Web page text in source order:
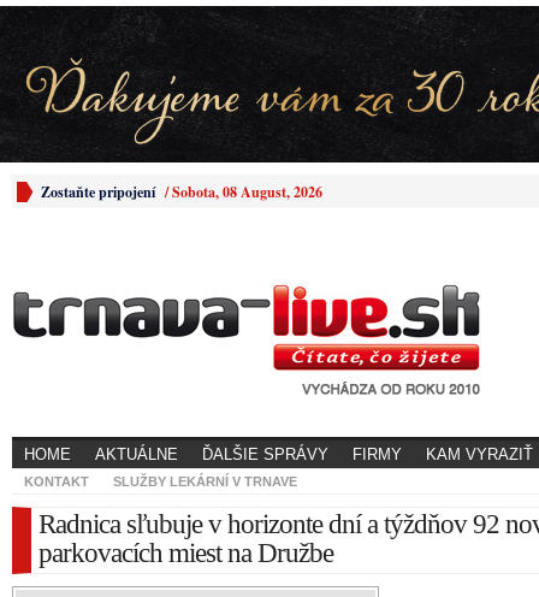
Zostaňte pripojení /Sobota, 08 August, 2026
HOME AKTUÁLNE ĎALŠIE SPRÁVY FIRMY KAM VYRAZIŤ
KONTAKT SLUŽBY LEKÁRNÍ V TRNAVE
Radnica sľubuje v horizonte dní a týždňov 92
parkovacích miest na Družbe